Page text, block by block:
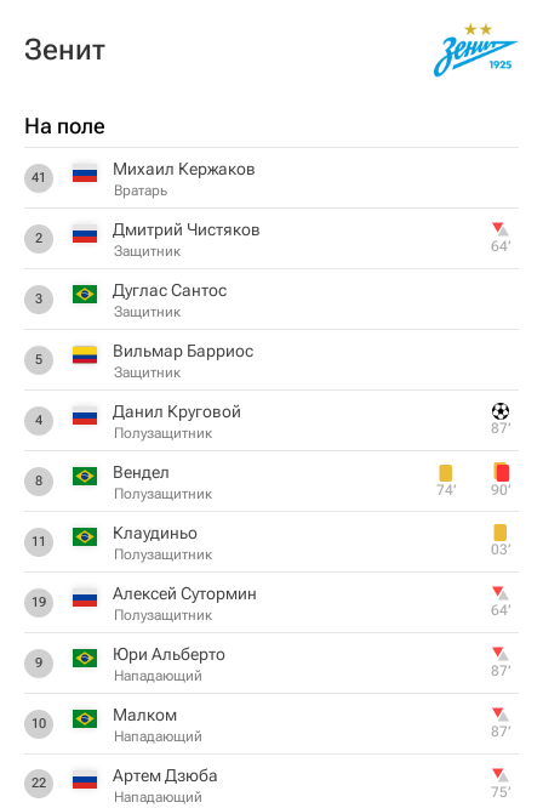
Зенит
На поле
41 Михаил Кержаков
Вратарь
2 Дмитрий Чистяков
Защитник 64‎’‎
3 Дуглас Сантос
Защитник
5 Вильмар Барриос
Защитник
4 Данил Круговой
Полузащитник 87‎’‎
8 Вендел
Полузащитник 74‎’‎ 90‎’‎
11 Клаудиньо
Полузащитник 03‎’‎
19 Алексей Сутормин
Полузащитник 64‎’‎
9 Юри Альберто
Нападающий 87‎’‎
10 Малком
Нападающий 87‎’‎
22 Артем Дзюба
Нападающий 75‎’‎